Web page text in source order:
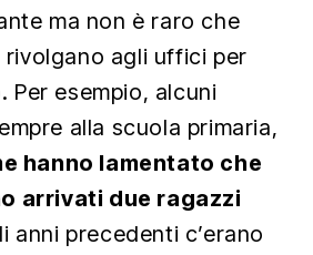
ma non è raro che
agli uffici per
Per esempio, alcuni
alla scuola primaria,
hanno lamentato che
arrivati due ragazzi
anni precedenti c’erano